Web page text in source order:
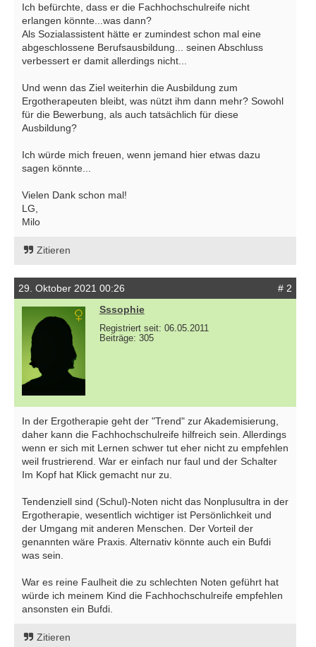
Ich befürchte, dass er die Fachhochschulreife nicht
erlangen könnte...was dann?
Als Sozialassistent hätte er zumindest schon mal eine
abgeschlossene Berufsausbildung... seinen Abschluss
verbessert er damit allerdings nicht...
Und wenn das Ziel weiterhin die Ausbildung zum
Ergotherapeuten bleibt, was nützt ihm dann mehr? Sowohl
für die Bewerbung, als auch tatsächlich für diese
Ausbildung?
Ich würde mich freuen, wenn jemand hier etwas dazu
sagen könnte...
Vielen Dank schon mal!
LG,
Milo
Zitieren
29. Oktober 2021 00:26
# 2
Sssophie
Registriert seit: 06.05.2011
Beiträge: 305
In der Ergotherapie geht der "Trend" zur Akademisierung,
daher kann die Fachhochschulreife hilfreich sein. Allerdings
wenn er sich mit Lernen schwer tut eher nicht zu empfehlen
weil frustrierend. War er einfach nur faul und der Schalter
Im Kopf hat Klick gemacht nur zu.
Tendenziell sind (Schul)-Noten nicht das Nonplusultra in der
Ergotherapie, wesentlich wichtiger ist Persönlichkeit und
der Umgang mit anderen Menschen. Der Vorteil der
genannten wäre Praxis. Alternativ könnte auch ein Bufdi
was sein.
War es reine Faulheit die zu schlechten Noten geführt hat
würde ich meinem Kind die Fachhochschulreife empfehlen
ansonsten ein Bufdi.
Zitieren